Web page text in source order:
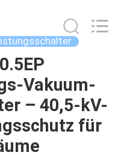
Vakuum-
– 40,5-kV-
für